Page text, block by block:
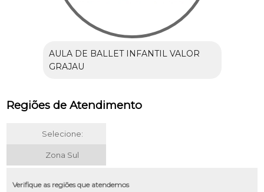
AULA DE BALLET INFANTIL VALOR
GRAJAU
Regiões de Atendimento
Selecione:
Zona Sul
Verifique as regiões que atendemos